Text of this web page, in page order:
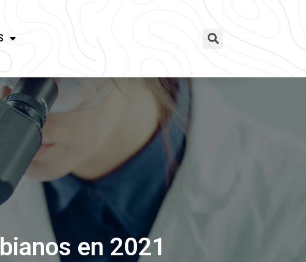
en 2021